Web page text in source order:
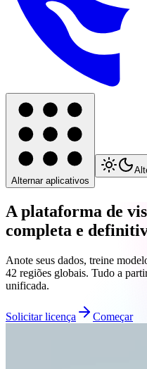
Alternar aplicativos
A plataforma de
completa e
Anote seus dados, treine
42 regiões globais. Tudo a
unificada.
Solicitar licença Começar